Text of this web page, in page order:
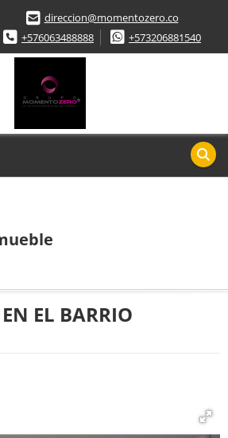
direccion@momentozero.co
+576063488888
+573206881540
EL BARRIO